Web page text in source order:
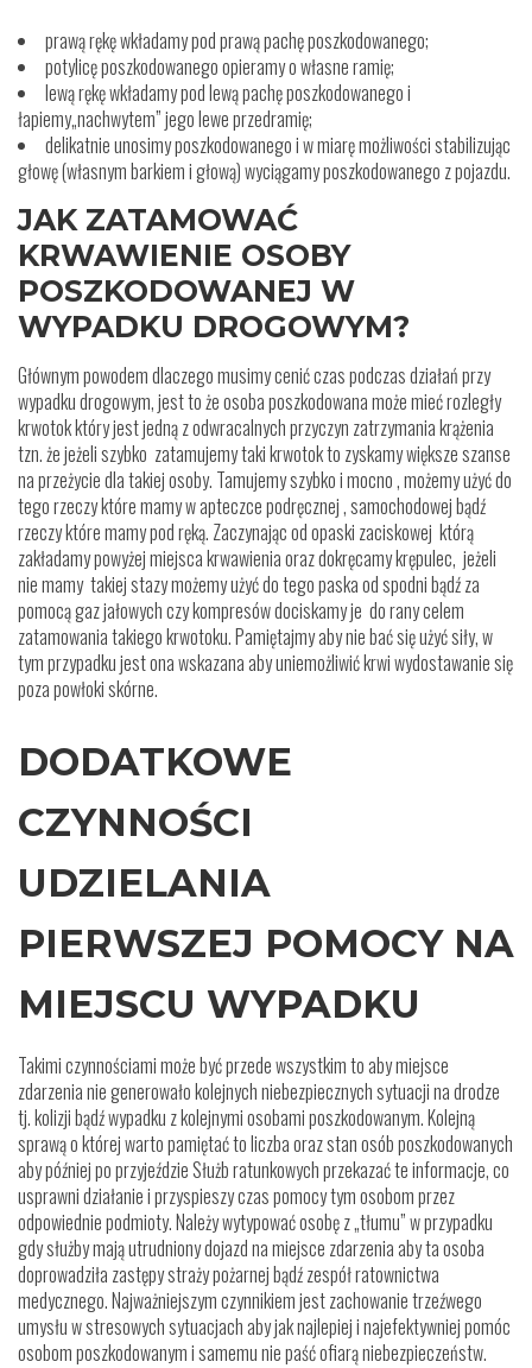
prawą rękę wkładamy pod prawą pachę poszkodowanego;
potylicę poszkodowanego opieramy o własne ramię;
lewą rękę wkładamy pod lewą pachę poszkodowanego i
łapiemy„nachwytem” jego lewe przedramię;
delikatnie unosimy poszkodowanego i w miarę możliwości stabilizując
głowę (własnym barkiem i głową) wyciągamy poszkodowanego z pojazdu.
JAK ZATAMOWAĆ
KRWAWIENIE OSOBY
POSZKODOWANEJ W
WYPADKU DROGOWYM?
Głównym powodem dlaczego musimy cenić czas podczas działań przy
wypadku drogowym, jest to że osoba poszkodowana może mieć rozległy
krwotok który jest jedną z odwracalnych przyczyn zatrzymania krążenia
tzn. że jeżeli szybko zatamujemy taki krwotok to zyskamy większe szanse
na przeżycie dla takiej osoby. Tamujemy szybko i mocno , możemy użyć do
tego rzeczy które mamy w apteczce podręcznej , samochodowej bądź
rzeczy które mamy pod ręką. Zaczynając od opaski zaciskowej którą
zakładamy powyżej miejsca krwawienia oraz dokręcamy krępulec, jeżeli
nie mamy takiej stazy możemy użyć do tego paska od spodni bądź za
pomocą gaz jałowych czy kompresów dociskamy je do rany celem
zatamowania takiego krwotoku. Pamiętajmy aby nie bać się użyć siły, w
tym przypadku jest ona wskazana aby uniemożliwić krwi wydostawanie się
poza powłoki skórne.
DODATKOWE
CZYNNOŚCI
UDZIELANIA
PIERWSZEJ POMOCY NA
MIEJSCU WYPADKU
Takimi czynnościami może być przede wszystkim to aby miejsce
zdarzenia nie generowało kolejnych niebezpiecznych sytuacji na drodze
tj. kolizji bądź wypadku z kolejnymi osobami poszkodowanym. Kolejną
sprawą o której warto pamiętać to liczba oraz stan osób poszkodowanych
aby później po przyjeździe Służb ratunkowych przekazać te informacje, co
usprawni działanie i przyspieszy czas pomocy tym osobom przez
odpowiednie podmioty. Należy wytypować osobę z „tłumu” w przypadku
gdy służby mają utrudniony dojazd na miejsce zdarzenia aby ta osoba
doprowadziła zastępy straży pożarnej bądź zespół ratownictwa
medycznego. Najważniejszym czynnikiem jest zachowanie trzeźwego
umysłu w stresowych sytuacjach aby jak najlepiej i najefektywniej pomóc
osobom poszkodowanym i samemu nie paść ofiarą niebezpieczeństw.